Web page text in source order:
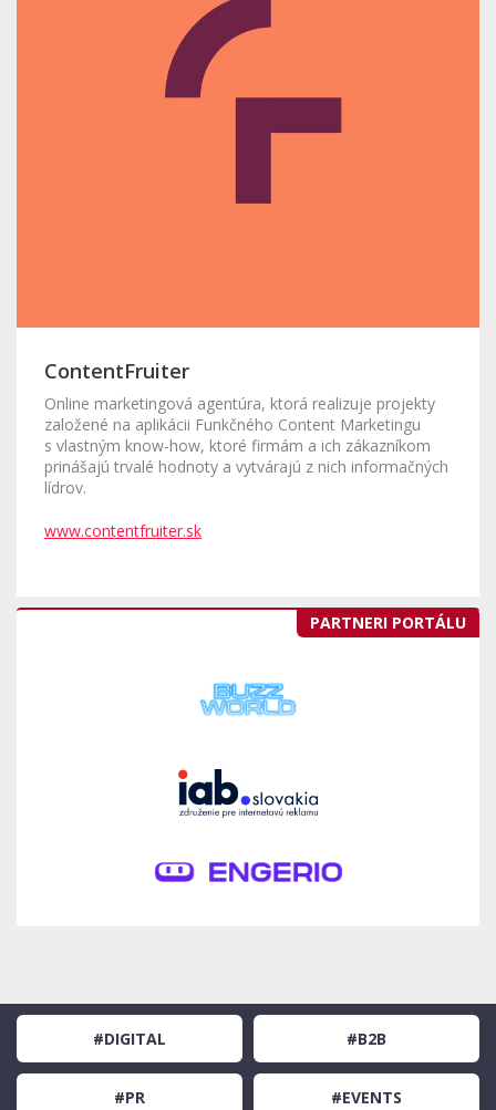
ContentFruiter
Online marketingová agentúra, ktorá realizuje projekty
založené na aplikácii Funkčného Content Marketingu
s vlastným know-how, ktoré firmám a ich zákazníkom
prinášajú trvalé hodnoty a vytvárajú z nich informačných
lídrov.
www.contentfruiter.sk
PARTNERI PORTÁLU
#DIGITAL #B2B
#PR #EVENTS